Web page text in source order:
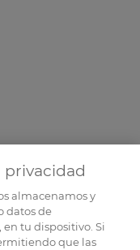
almacenamos y
datos de
tu dispositivo. Si
que las